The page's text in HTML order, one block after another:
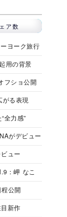
ア数
ヨーク旅行
用の背景
フショ公開
がる表現
全力感”
がデビュー
ュー
：岬 なこ
公開
新作